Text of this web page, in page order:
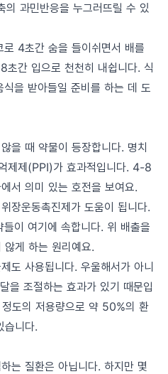
의 과민반응을 누그러뜨릴 수 있
4초간 숨을 들이쉬면서 배를
간 입으로 천천히 내쉽니다. 식
을 받아들일 준비를 하는 데 도
을 때 약물이 등장합니다. 명치
제제(PPI)가 효과적입니다. 4-8
서 의미 있는 호전을 보여요.
장운동촉진제가 도움이 됩니다.
이 여기에 속합니다. 위 배출을
게 하는 원리예요.
도 사용됩니다. 우울해서가 아니
을 조절하는 효과가 있기 때문입
도의 저용량으로 약 50%의 환
습니다.
는 질환은 아닙니다. 하지만 몇